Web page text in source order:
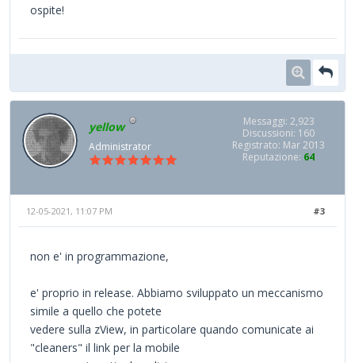
ospite!
yellow
Administrator
Messaggi: 2,923
Discussioni: 160
Registrato: Mar 2013
Reputazione: 64
#3
12-05-2021, 11:07 PM
non e' in programmazione,
e' proprio in release. Abbiamo sviluppato un meccanismo
simile a quello che potete
vedere sulla zView, in particolare quando comunicate ai
"cleaners" il link per la mobile